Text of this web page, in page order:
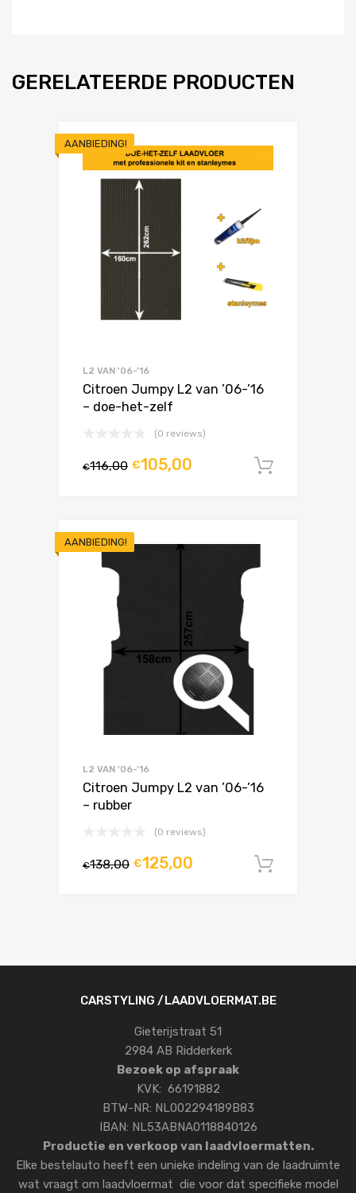
GERELATEERDE PRODUCTEN
AANBIEDING!
L2 VAN '06-'16
Citroen Jumpy L2 van ’06-’16
– doe-het-zelf
(0 reviews)
€116,00 €105,00
AANBIEDING!
L2 VAN '06-'16
Citroen Jumpy L2 van ’06-’16
– rubber
(0 reviews)
€138,00 €125,00
CARSTYLING /LAADVLOERMAT.BE
Gieterijstraat 51
2984 AB Ridderkerk
Bezoek op afspraak
KVK: 66191882
BTW-NR: NL002294189B83
IBAN: NL53ABNA0118840126
Productie en verkoop van laadvloermatten.
Elke bestelauto heeft een unieke indeling van de laadruimte
wat vraagt om laadvloermat die voor dat specifieke model